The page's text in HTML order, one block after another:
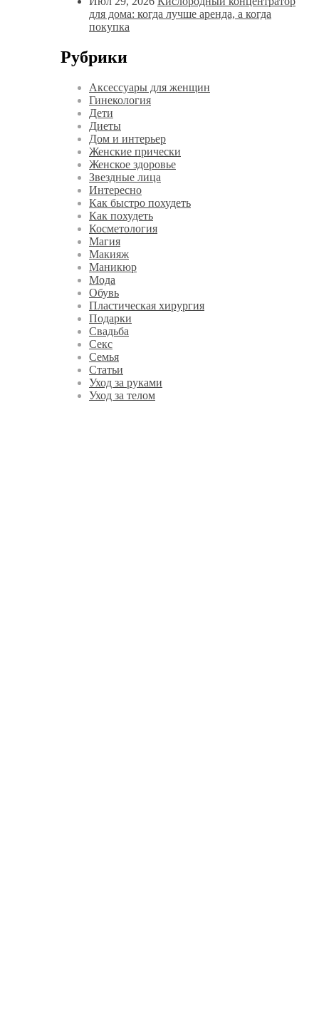
для дома: когда лучше аренда, а когда
покупка
Рубрики
Аксессуары для женщин
Гинекология
Дети
Диеты
Дом и интерьер
Женские прически
Женское здоровье
Звездные лица
Интересно
Как быстро похудеть
Как похудеть
Косметология
Магия
Макияж
Маникюр
Мода
Обувь
Пластическая хирургия
Подарки
Свадьба
Секс
Семья
Статьи
Уход за руками
Уход за телом